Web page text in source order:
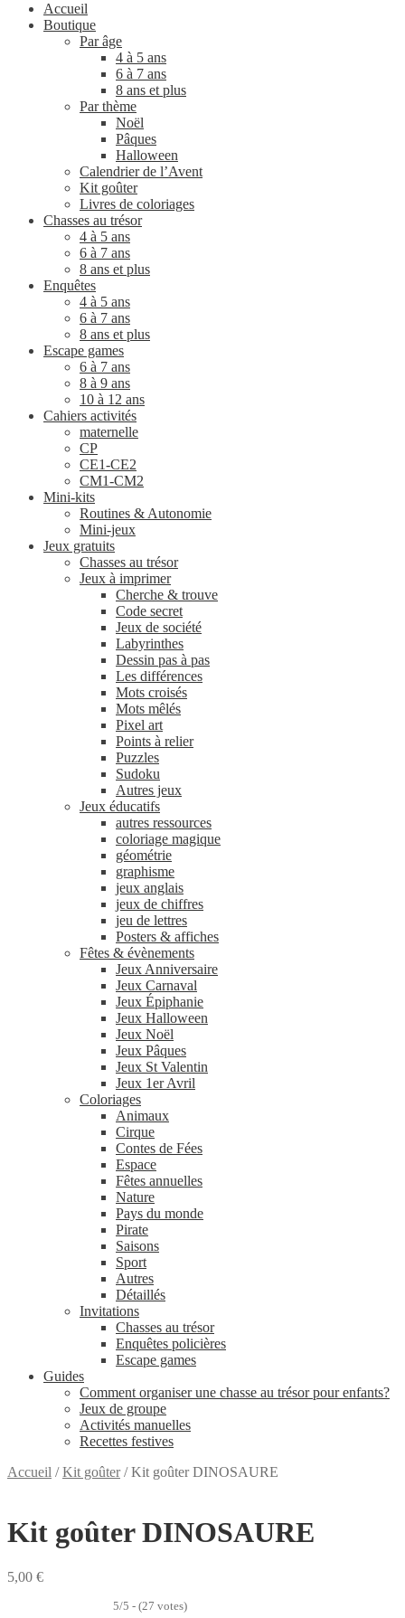
Accueil
Boutique
Par âge
4 à 5 ans
6 à 7 ans
8 ans et plus
Par thème
Noël
Pâques
Halloween
Calendrier de l’Avent
Kit goûter
Livres de coloriages
Chasses au trésor
4 à 5 ans
6 à 7 ans
8 ans et plus
Enquêtes
4 à 5 ans
6 à 7 ans
8 ans et plus
Escape games
6 à 7 ans
8 à 9 ans
10 à 12 ans
Cahiers activités
maternelle
CP
CE1-CE2
CM1-CM2
Mini-kits
Routines & Autonomie
Mini-jeux
Jeux gratuits
Chasses au trésor
Jeux à imprimer
Cherche & trouve
Code secret
Jeux de société
Labyrinthes
Dessin pas à pas
Les différences
Mots croisés
Mots mêlés
Pixel art
Points à relier
Puzzles
Sudoku
Autres jeux
Jeux éducatifs
autres ressources
coloriage magique
géométrie
graphisme
jeux anglais
jeux de chiffres
jeu de lettres
Posters & affiches
Fêtes & évènements
Jeux Anniversaire
Jeux Carnaval
Jeux Épiphanie
Jeux Halloween
Jeux Noël
Jeux Pâques
Jeux St Valentin
Jeux 1er Avril
Coloriages
Animaux
Cirque
Contes de Fées
Espace
Fêtes annuelles
Nature
Pays du monde
Pirate
Saisons
Sport
Autres
Détaillés
Invitations
Chasses au trésor
Enquêtes policières
Escape games
Guides
Comment organiser une chasse au trésor pour enfants?
Jeux de groupe
Activités manuelles
Recettes festives
Accueil /Kit goûter/Kit goûter DINOSAURE
Kit goûter DINOSAURE
5,00 €
5/5 - (27 votes)